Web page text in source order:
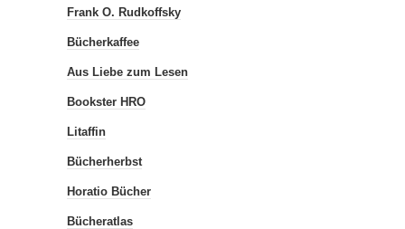
Frank O. Rudkoffsky
Bücherkaffee
Aus Liebe zum Lesen
Bookster HRO
Litaffin
Bücherherbst
Horatio Bücher
Bücheratlas